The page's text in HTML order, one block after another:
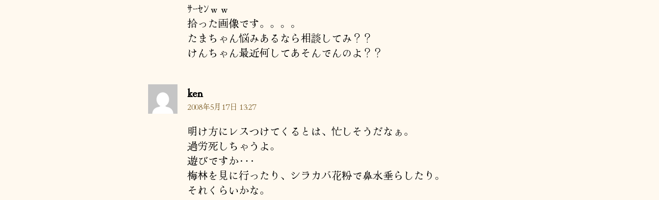
ｻｰｾﾝｗｗ
拾った画像です。。。。
たまちゃん悩みあるなら相談してみ？？
けんちゃん最近何してあそんでんのよ？？
kenの
発
2008年5月17日 13:27
明け方にレスつけてくるとは、忙しそうだなぁ。
過労死しちゃうよ。
遊びですか･･･
梅林を見に行ったり、シラカバ花粉で鼻水垂らしたり。
それくらいかな。